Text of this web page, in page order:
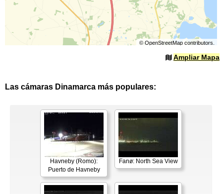
© OpenStreetMapcontributors.
Ampliar Mapa
Las cámaras Dinamarca más populares:
Havneby (Romo):
Puerto de Havneby
Fanø: North Sea View